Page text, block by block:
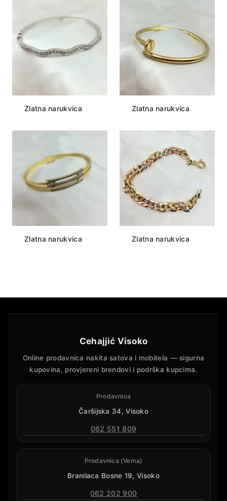
Zlatna narukvica Zlatna narukvica
Zlatna narukvica Zlatna narukvica
Cehajjić Visoko
Online prodavnica nakita satova i mobitela — sigurna
kupovina, provjereni brendovi i podrška kupcima.
Prodavnica
Čaršijska 34, Visoko
062 551 809
Prodavnica (Vema)
Branilaca Bosne 19, Visoko
062 202 900